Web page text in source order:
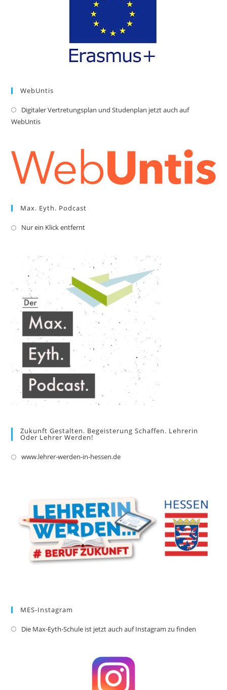
tab
WebUntis
Digitaler Vertretungsplan und Studenplan jetzt auch auf
WebUntis
tab
Max. Eyth. Podcast
Nur ein Klick entferntOpens
new
tab
Zukunft Gestalten. Begeisterung Schaffen. Lehrerin
Oder Lehrer Werden!
www.lehrer-werden-in-hessen.deOpens
new
tab
MES-Instagram
Die Max-Eyth-Schule ist jetzt auch auf Instagram zu finden